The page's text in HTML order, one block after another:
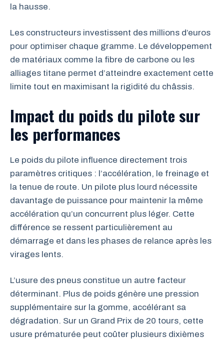
la hausse.
Les constructeurs investissent des millions d’euros
pour optimiser chaque gramme. Le développement
de matériaux comme la fibre de carbone ou les
alliages titane permet d’atteindre exactement cette
limite tout en maximisant la rigidité du châssis.
Impact du poids du pilote sur
les performances
Le poids du pilote influence directement trois
paramètres critiques : l’accélération, le freinage et
la tenue de route. Un pilote plus lourd nécessite
davantage de puissance pour maintenir la même
accélération qu’un concurrent plus léger. Cette
différence se ressent particulièrement au
démarrage et dans les phases de relance après les
virages lents.
L’usure des pneus constitue un autre facteur
déterminant. Plus de poids génère une pression
supplémentaire sur la gomme, accélérant sa
dégradation. Sur un Grand Prix de 20 tours, cette
usure prématurée peut coûter plusieurs dixièmes